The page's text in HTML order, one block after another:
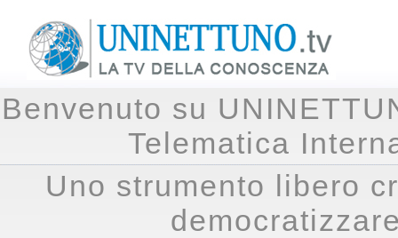
Benvenuto su
Telematica
Uno strumento libero